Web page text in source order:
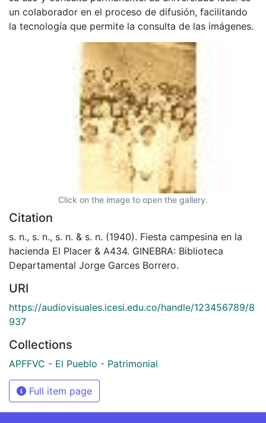
un colaborador en el proceso de difusión, facilitando
la tecnología que permite la consulta de las imágenes.
Click on the image to open the gallery.
Citation
s. n., s. n., s. n. & s. n. (1940). Fiesta campesina en la
hacienda El Placer & A434. GINEBRA: Biblioteca
Departamental Jorge Garces Borrero.
URI
https://audiovisuales.icesi.edu.co/handle/123456789/8
937
Collections
APFFVC - El Pueblo - Patrimonial
Full item page